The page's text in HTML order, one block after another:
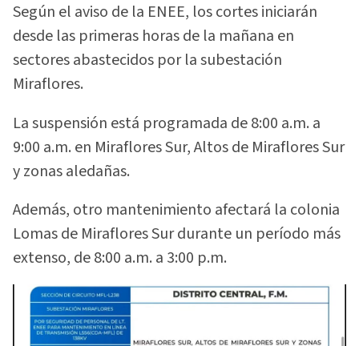
Según el aviso de la ENEE, los cortes iniciarán
desde las primeras horas de la mañana en
sectores abastecidos por la subestación
Miraflores.
La suspensión está programada de 8:00 a.m. a
9:00 a.m. en Miraflores Sur, Altos de Miraflores Sur
y zonas aledañas.
Además, otro mantenimiento afectará la colonia
Lomas de Miraflores Sur durante un período más
extenso, de 8:00 a.m. a 3:00 p.m.